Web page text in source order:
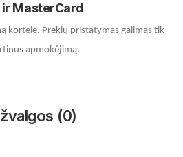
ir MasterCard
kortele. Prekių pristatymas galimas tik
apmokėjimą.
(0)